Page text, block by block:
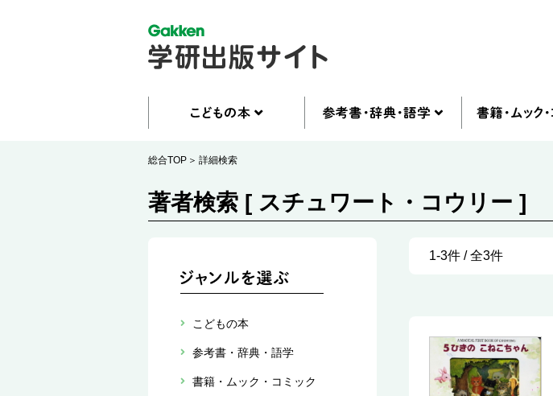
総合TOP 詳細検索
著者検索 [ スチュワート・コウリー ]
こどもの本
参考書・辞典・語学
書籍・ムック・コミック
1-3件 / 全3件